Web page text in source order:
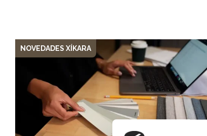
NOVEDADES XÍKARA